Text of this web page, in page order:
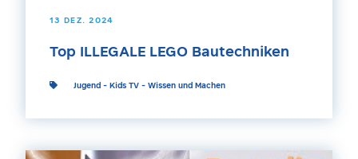
13 DEZ. 2024
Top ILLEGALE LEGO Bautechniken
Jugend - Kids TV - Wissen und Machen